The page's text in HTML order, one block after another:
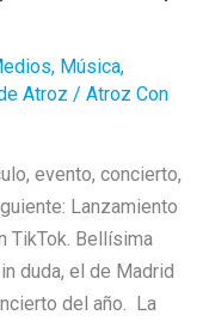
, Música,
Atroz / Atroz Con
evento, concierto,
Lanzamiento
TikTok. Bellísima
duda, el de Madrid
del año. La